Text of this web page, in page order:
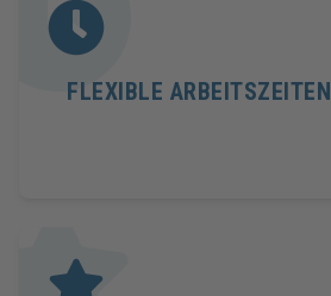
FLEXIBLE ARBEITSZEITEN